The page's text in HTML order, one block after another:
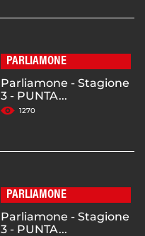
PARLIAMONE
Parliamone - Stagione
3 - PUNTA...
1270
PARLIAMONE
Parliamone - Stagione
3 - PUNTA...